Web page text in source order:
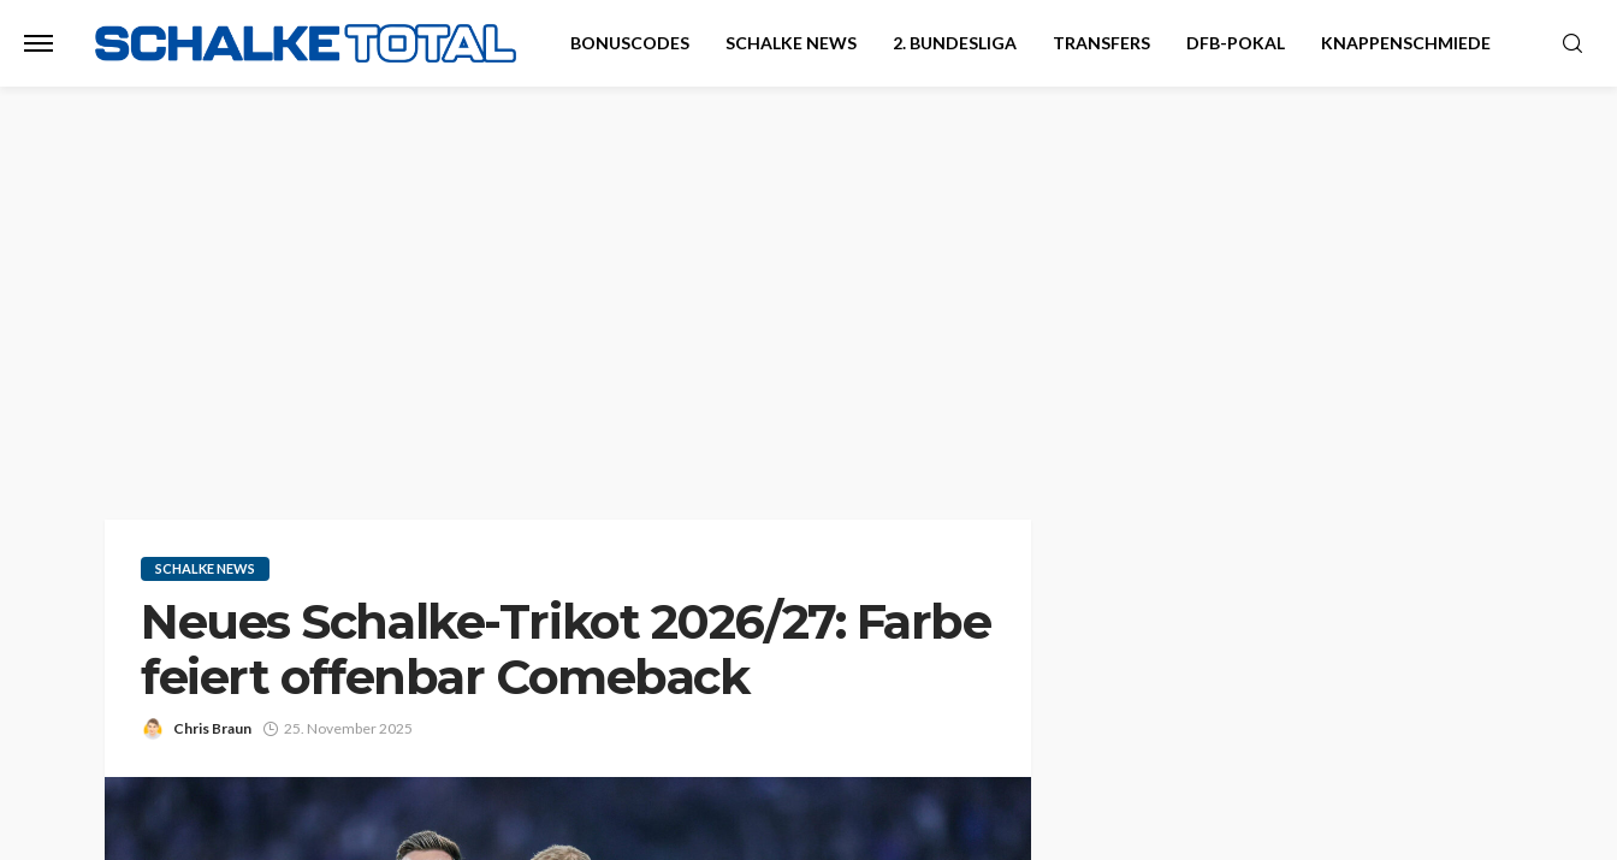
BONUSCODES SCHALKE NEWS 2. BUNDESLIGA TRANSFERS DFB-POKAL KNAPPENSCHMIEDE
SCHALKE NEWS
Neues Schalke-Trikot 2026/27: Farbe
feiert offenbar Comeback
Chris Braun 25. November 2025